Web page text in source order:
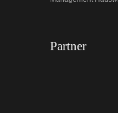
Partner